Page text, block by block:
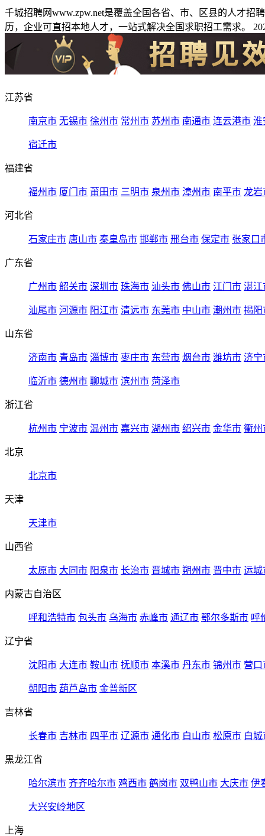
千城招聘网www.zpw.net是覆盖全国各省、市、区县的人才
历，企业可直招本地人才，一站式解决全国求职招工需求。
江苏省
南京市 无锡市 徐州市 常州市 苏州市 南通市 连云港市 淮
宿迁市
福建省
福州市 厦门市 莆田市 三明市 泉州市 漳州市 南平市 龙岩
河北省
石家庄市 唐山市 秦皇岛市 邯郸市 邢台市 保定市 张家口
广东省
广州市 韶关市 深圳市 珠海市 汕头市 佛山市 江门市 湛江
汕尾市 河源市 阳江市 清远市 东莞市 中山市 潮州市 揭阳
山东省
济南市 青岛市 淄博市 枣庄市 东营市 烟台市 潍坊市 济宁
临沂市 德州市 聊城市 滨州市 菏泽市
浙江省
杭州市 宁波市 温州市 嘉兴市 湖州市 绍兴市 金华市 衢州
北京
北京市
天津
天津市
山西省
太原市 大同市 阳泉市 长治市 晋城市 朔州市 晋中市 运城
内蒙古自治区
呼和浩特市 包头市 乌海市 赤峰市 通辽市 鄂尔多斯市 呼
辽宁省
沈阳市 大连市 鞍山市 抚顺市 本溪市 丹东市 锦州市 营口
朝阳市 葫芦岛市 金普新区
吉林省
长春市 吉林市 四平市 辽源市 通化市 白山市 松原市 白城
黑龙江省
哈尔滨市 齐齐哈尔市 鸡西市 鹤岗市 双鸭山市 大庆市 伊
大兴安岭地区
上海